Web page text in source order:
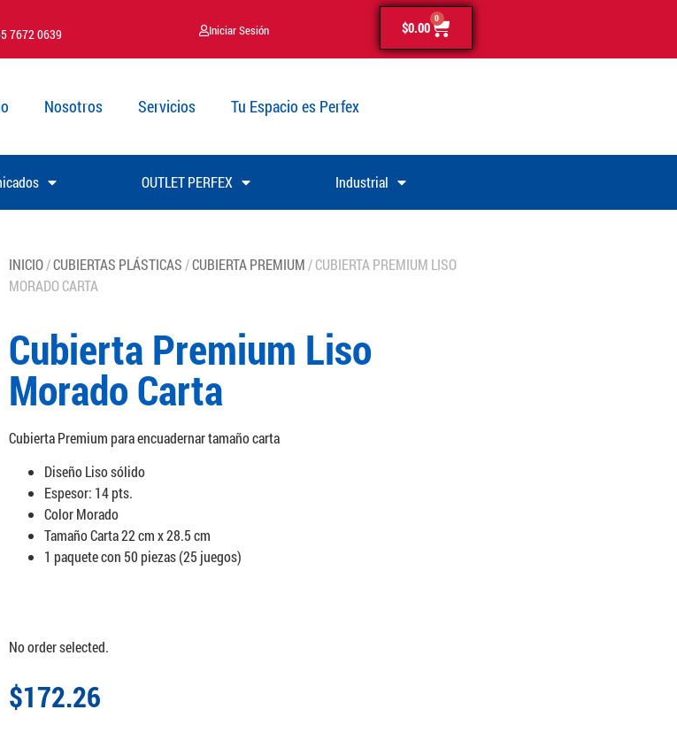
7672 0639 Iniciar Sesión $0.00
0
Nosotros Servicios Tu Espacio es Perfex
OUTLET PERFEX Industrial
INICIO/CUBIERTAS PLÁSTICAS /CUBIERTA PREMIUM / CUBIERTA PREMIUM LISO
MORADO CARTA
Cubierta Premium Liso
Morado Carta
Cubierta Premium para encuadernar tamaño carta
Diseño Liso sólido
Espesor: 14 pts.
Color Morado
Tamaño Carta 22 cm x 28.5 cm
1 paquete con 50 piezas (25 juegos)
No order selected.
$172.26